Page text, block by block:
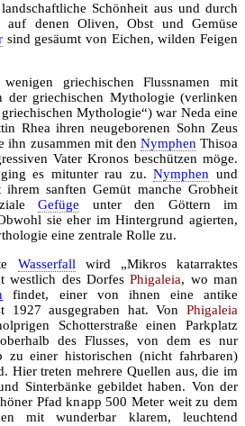
Schönheit aus und durch
auf denen Oliven, Obst und Gemüse
sind gesäumt von Eichen, wilden Feigen
griechischen Flussnamen mit
der griechischen Mythologie (verlinken
Mythologie“) war Neda eine
Rhea ihren neugeborenen Sohn Zeus
ihn zusammen mit den NymphenThisoa
Vater Kronos beschützen möge.
es mitunter rau zu.Nymphen und
ihrem sanften Gemüt manche Grobheit
Gefüge unter den Göttern im
sie eher im Hintergrund agierten,
eine zentrale Rolle zu.
Wasserfall wird „Mikros katarraktes
westlich des DorfesPhigaleia, wo man
findet, einer von ihnen eine antike
1927 ausgegraben hat. Von Phigaleia
Schotterstraße einen Parkplatz
des Flusses, von dem es nur
zu einer historischen (nicht fahrbaren)
Hier treten mehrere Quellen aus, die im
Sinterbänke gebildet haben. Von der
Pfad knapp 500 Meter weit zu dem
mit wunderbar klarem, leuchtend